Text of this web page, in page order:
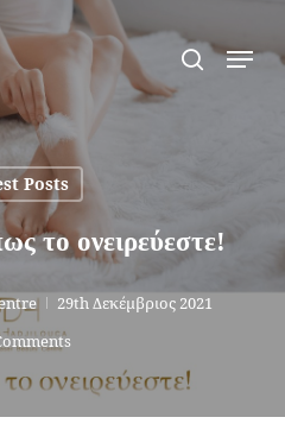
search
Menu
Posts
το ονειρεύεστε!
29th Δεκέμβριος 2021